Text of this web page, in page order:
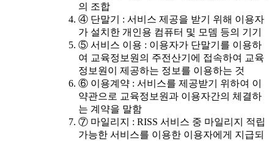
의 조합
④ 단말기 : 서비스 제공을 받기 위해 이용자
가 설치한 개인용 컴퓨터 및 모뎀 등의 기기
⑤ 서비스 이용 : 이용자가 단말기를 이용하
여 교육정보원의 주전산기에 접속하여 교육
정보원이 제공하는 정보를 이용하는 것
⑥ 이용계약 : 서비스를 제공받기 위하여 이
약관으로 교육정보원과 이용자간의 체결하
는 계약을 말함
⑦ 마일리지 : RISS 서비스 중 마일리지 적립
가능한 서비스를 이용한 이용자에게 지급되